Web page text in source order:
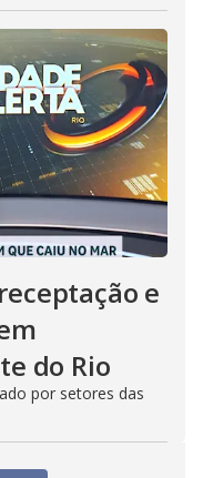
e
do Rio
por setores das